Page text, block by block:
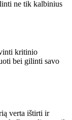
ne tik kalbinius
kritinio
bei gilinti savo
verta ištirti ir